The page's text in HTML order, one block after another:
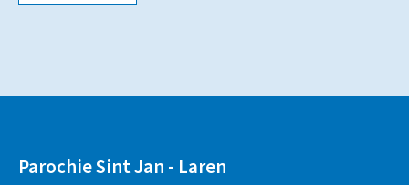
Parochie Sint Jan - Laren